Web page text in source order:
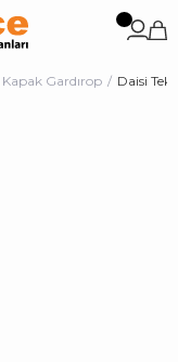
Gardırop Daisi Tek